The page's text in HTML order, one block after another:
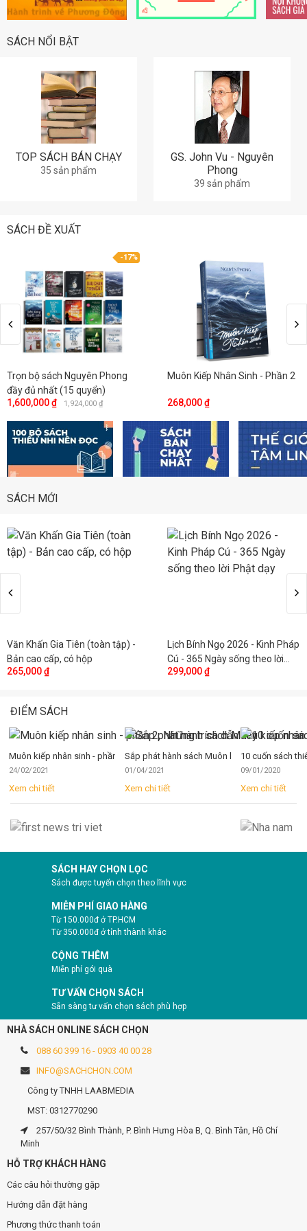
SÁCH NỔI BẬT
TOP SÁCH BÁN CHẠY
35 sản phẩm
GS. John Vu - Nguyên
Phong
39 sản phẩm
SÁCH ĐỀ XUẤT
Trọn bộ sách Nguyên Phong
đầy đủ nhất (15 quyển)
1,600,000 ₫
1,924,000 ₫
-17%
Muôn Kiếp Nhân Sinh - Phần 2
268,000 ₫
SÁCH MỚI
Văn Khấn Gia Tiên (toàn tập) -
Bản cao cấp, có hộp
265,000 ₫
Lịch Bính Ngọ 2026 - Kinh Pháp
Cú - 365 Ngày sống theo lời
Phật dạy
299,000 ₫
ĐIỂM SÁCH
Muôn kiếp nhân sinh - phần 2, Những trích dẫn hay
24/02/2021
Xem chi tiết
Sắp phát hành sách Muôn kiếp nhân sinh
01/04/2021
Xem chi tiết
10 cuốn sách
09/01/2020
Xem chi tiết
SÁCH HAY CHỌN LỌC
Sách được tuyển chọn theo lĩnh vực
MIỄN PHÍ GIAO HÀNG
Từ 150.000đ ở TP.HCM
Từ 350.000đ ở tỉnh thành khác
CỘNG THÊM
Miễn phí gói quà
TƯ VẤN CHỌN SÁCH
Sẵn sàng tư vấn chọn sách phù hợp
NHÀ SÁCH ONLINE SÁCH CHỌN
088 60 399 16 - 0903 40 00 28
INFO@SACHCHON.COM
Công ty TNHH LAABMEDIA
MST: 0312770290
257/50/32 Bình Thành, P. Bình Hưng Hòa B, Q. Bình Tân, Hồ Chí
Minh
HỖ TRỢ KHÁCH HÀNG
Các câu hỏi thường gặp
Hướng dẫn đặt hàng
Phương thức thanh toán